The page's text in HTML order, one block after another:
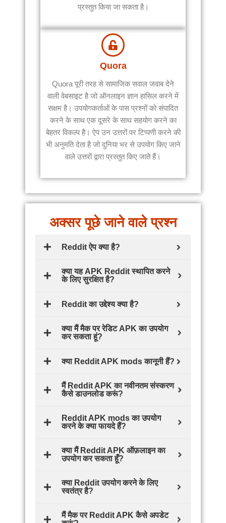
प्रस्तुत किया जा सकता है।
Quora
Quora पूरी तरह से सामाजिक सवाल जवाब देने
वाली वेबसाइट है जो ऑनलाइन ज्ञान हासिल करने में
सक्षम है। उपयोगकर्ताओं के पास प्रश्नों को संपादित
करने के साथ एक दूसरे के साथ सहयोग करने का
बेहतर विकल्प है। ऐप उन उत्तरों पर टिप्पणी करने की
भी अनुमति देता है जो दुनिया भर से उपयोग किए जाने
वाले उत्तरों द्वारा प्रस्तुत किए जाते हैं।
अक्सर पूछे जाने वाले प्रश्न
Reddit ऐप क्या है?
क्या यह APK Reddit स्थापित करने
के लिए सुरक्षित है?
Reddit का उद्देश्य क्या है?
क्या मैं मैक पर रेडिट APK का उपयोग
कर सकता हूं?
क्या Reddit APK mods कानूनी हैं?
मैं Reddit APK का नवीनतम संस्करण
कैसे डाउनलोड करूं?
Reddit APK mods का उपयोग
करने के क्या फायदे हैं?
क्या मैं Reddit APK ऑफ़लाइन का
उपयोग कर सकता हूँ?
क्या Reddit उपयोग करने के लिए
स्वतंत्र है?
मैं मैक पर Reddit APK कैसे अपडेट